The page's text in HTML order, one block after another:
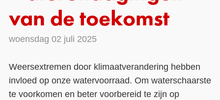
van de toekomst
woensdag 02 juli 2025
Weersextremen door klimaatverandering hebben
invloed op onze watervoorraad. Om waterschaarste
te voorkomen en beter voorbereid te zijn op
Contact
LIFE-IP Klimaatadaptatie
Weerbaar Dommelland